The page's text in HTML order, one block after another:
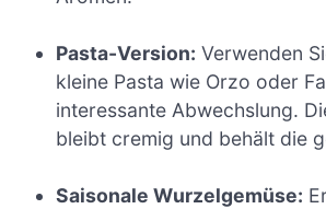
Pasta-Version: Verwenden
kleine Pasta wie Orzo oder
interessante Abwechslung.
bleibt cremig und behält die
Saisonale Wurzelgemüse: